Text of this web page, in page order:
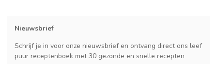
Nieuwsbrief
Schrijf je in voor onze nieuwsbrief en ontvang direct ons leef
puur receptenboek met 30 gezonde en snelle recepten